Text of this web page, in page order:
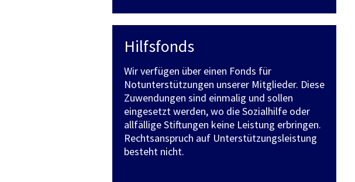
Hilfsfonds
Wir verfügen über einen Fonds für
Notunterstützungen unserer Mitglieder. Diese
Zuwendungen sind einmalig und sollen
eingesetzt werden, wo die Sozialhilfe oder
allfällige Stiftungen keine Leistung erbringen.
Rechtsanspruch auf Unterstützungsleistung
besteht nicht.